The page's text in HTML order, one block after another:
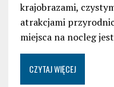
krajobrazami,
atrakcjami
miejsca na nocleg
CZYTAJ WIĘCEJ